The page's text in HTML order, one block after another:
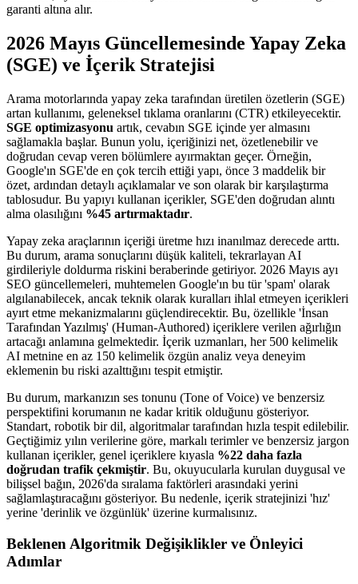
garanti altına alır.
2026 Mayıs Güncellemesinde Yapay Zeka
(SGE) ve İçerik Stratejisi
Arama motorlarında yapay zeka tarafından üretilen özetlerin (SGE)
artan kullanımı, geleneksel tıklama oranlarını (CTR) etkileyecektir.
SGE optimizasyonu artık, cevabın SGE içinde yer almasını
sağlamakla başlar. Bunun yolu, içeriğinizi net, özetlenebilir ve
doğrudan cevap veren bölümlere ayırmaktan geçer. Örneğin,
Google'ın SGE'de en çok tercih ettiği yapı, önce 3 maddelik bir
özet, ardından detaylı açıklamalar ve son olarak bir karşılaştırma
tablosudur. Bu yapıyı kullanan içerikler, SGE'den doğrudan alıntı
alma olasılığını %45 artırmaktadır.
Yapay zeka araçlarının içeriği üretme hızı inanılmaz derecede arttı.
Bu durum, arama sonuçlarını düşük kaliteli, tekrarlayan AI
girdileriyle doldurma riskini beraberinde getiriyor. 2026 Mayıs ayı
SEO güncellemeleri, muhtemelen Google'ın bu tür 'spam' olarak
algılanabilecek, ancak teknik olarak kuralları ihlal etmeyen içerikleri
ayırt etme mekanizmalarını güçlendirecektir. Bu, özellikle 'İnsan
Tarafından Yazılmış' (Human-Authored) içeriklere verilen ağırlığın
artacağı anlamına gelmektedir. İçerik uzmanları, her 500 kelimelik
AI metnine en az 150 kelimelik özgün analiz veya deneyim
eklemenin bu riski azalttığını tespit etmiştir.
Bu durum, markanızın ses tonunu (Tone of Voice) ve benzersiz
perspektifini korumanın ne kadar kritik olduğunu gösteriyor.
Standart, robotik bir dil, algoritmalar tarafından hızla tespit edilebilir.
Geçtiğimiz yılın verilerine göre, markalı terimler ve benzersiz jargon
kullanan içerikler, genel içeriklere kıyasla %22 daha fazla
doğrudan trafik çekmiştir. Bu, okuyucularla kurulan duygusal ve
bilişsel bağın, 2026'da sıralama faktörleri arasındaki yerini
sağlamlaştıracağını gösteriyor. Bu nedenle, içerik stratejinizi 'hız'
yerine 'derinlik ve özgünlük' üzerine kurmalısınız.
Beklenen Algoritmik Değişiklikler ve Önleyici
Adımlar